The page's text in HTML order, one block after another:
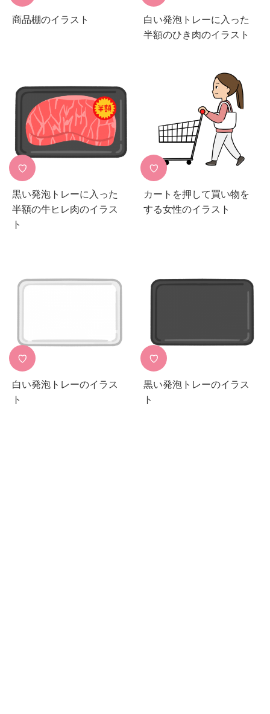
商品棚のイラスト
白い発泡トレーに入った
半額のひき肉のイラスト
♡
黒い発泡トレーに入った
半額の牛ヒレ肉のイラス
ト
♡
カートを押して買い物を
する女性のイラスト
♡
白い発泡トレーのイラス
ト
♡
黒い発泡トレーのイラス
ト